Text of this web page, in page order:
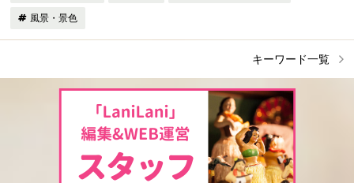
風景・景色
キーワード一覧